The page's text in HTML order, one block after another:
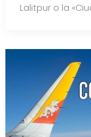
Lalitpur o la